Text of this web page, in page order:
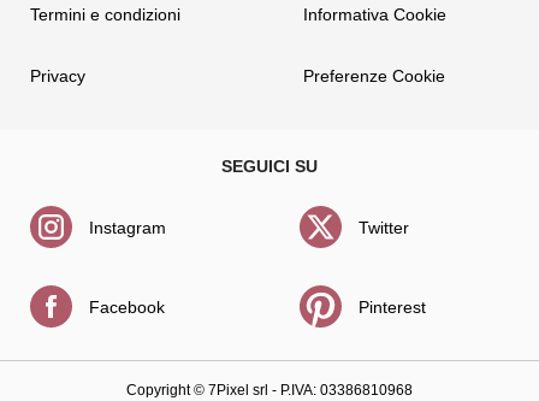
Termini e condizioni
Privacy
Informativa Cookie
Preferenze Cookie
Instagram
Facebook
Twitter
Pinterest
Copyright © 7Pixel srl - P.IVA: 03386810968